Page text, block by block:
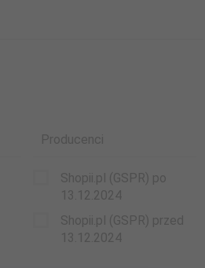
Producenci
Shopii.pl (GSPR) po
13.12.2024
Shopii.pl (GSPR) przed
13.12.2024